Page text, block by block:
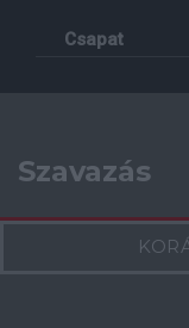
Csapat
Szavazás